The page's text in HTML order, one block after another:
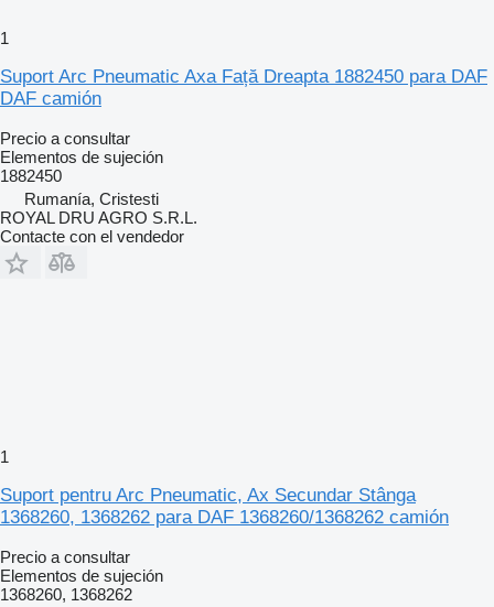
1
Suport Arc Pneumatic Axa Față Dreapta 1882450 para DAF
DAF camión
Precio a consultar
Elementos de sujeción
1882450
Rumanía, Cristesti
ROYAL DRU AGRO S.R.L.
Contacte con el vendedor
1
Suport pentru Arc Pneumatic, Ax Secundar Stânga
1368260, 1368262 para DAF 1368260/1368262 camión
Precio a consultar
Elementos de sujeción
1368260, 1368262